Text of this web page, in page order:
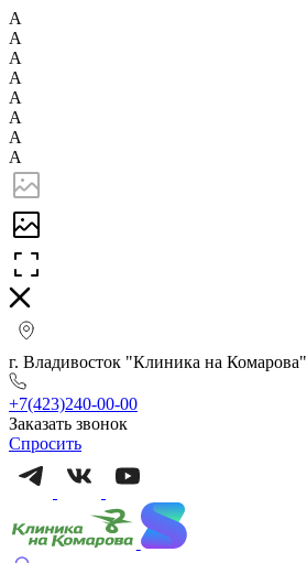
А
А
А
А
А
А
А
А
г. Владивосток "Клиника на Комарова"
+7(423)240-00-00
Заказать звонок
Спросить